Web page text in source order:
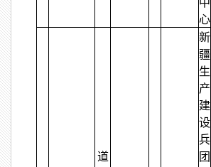
中
心
道
新
疆
生
产
建
设
兵
团